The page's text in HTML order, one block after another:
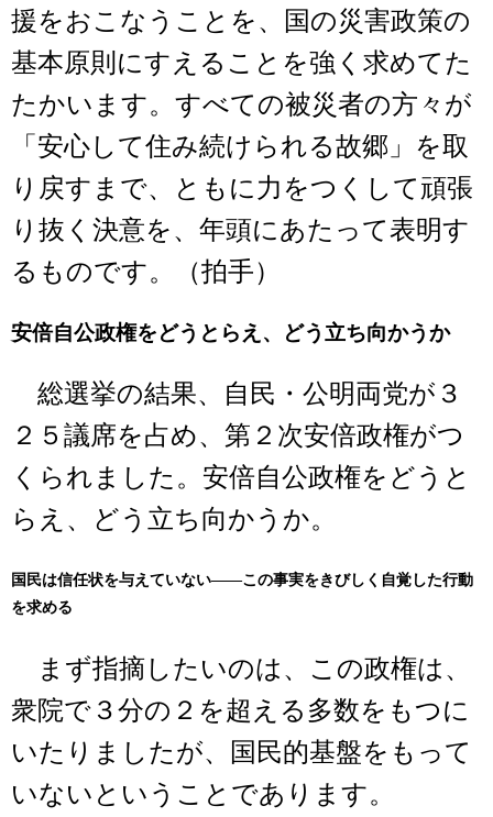
援をおこなうことを、国の災害政策の
基本原則にすえることを強く求めてた
たかいます。すべての被災者の方々が
「安心して住み続けられる故郷」を取
り戻すまで、ともに力をつくして頑張
り抜く決意を、年頭にあたって表明す
るものです。（拍手）
安倍自公政権をどうとらえ、どう立ち向かうか
総選挙の結果、自民・公明両党が３
２５議席を占め、第２次安倍政権がつ
くられました。安倍自公政権をどうと
らえ、どう立ち向かうか。
国民は信任状を与えていない――この事実をきびしく自覚した行動
を求める
まず指摘したいのは、この政権は、
衆院で３分の２を超える多数をもつに
いたりましたが、国民的基盤をもって
いないということであります。